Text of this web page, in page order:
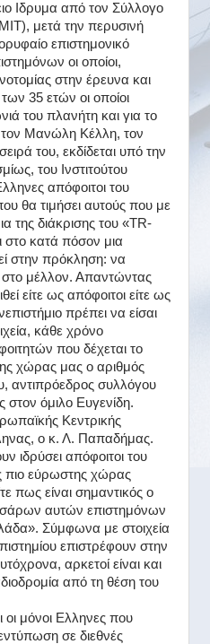
Ιδρυμα από τον Σύλλογο
μετά την περυσινή
επιστημονικό
οι οποίοι,
στην έρευνα και
35 ετών οι οποίοι
του πλανήτη και για το
τον Μανώλη Κέλλη, τον
του, εκδίδεται υπό την
του Ινστιτούτου
απόφοιτοι του
θα τιμήσει αυτούς που με
της διάκρισης του «TR-
στο κατά πόσον μια
στην πρόκληση: να
στο μέλλον. Απαντώντας
είτε ως απόφοιτοι είτε ως
πρέπει να είσαι
κάθε χρόνο
που δέχεται το
χώρας μας ο αριθμός
αντιπρόεδρος συλλόγου
όμιλο Ευγενίδη.
Κεντρικής
ο κ. Λ. Παπαδήμας.
ιδρύσει απόφοιτοι του
πιο εύρωστης χώρας
πως είναι σημαντικός ο
αυτών επιστημόνων
Σύμφωνα με στοιχεία
επιστρέφουν στην
αρκετοί είναι και
από τη θέση του
οι μόνοι Ελληνες που
σε διεθνές